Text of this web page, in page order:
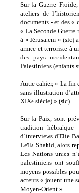
Sur la Guerre
ateliers de
documents - et des «
« La Seconde Guerre
à « Jérusalem » (sic)
armée et terroriste à
des pays
Palestiniens (enfants
Autre cahier, « La fin
sans illustration
XIXe siècle) » (sic).
Sur la Paix, sont
tradition
d’interviews d'Elie
Leïla Shahid, alors
Les Nations unies
palestiniens ont
moyens possibles
acteurs « jouent une
Moyen-Orient ».